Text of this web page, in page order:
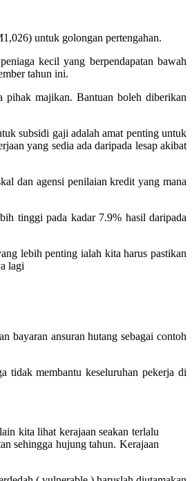
untuk golongan pertengahan.
kecil yang berpendapatan bawah
tahun ini.
majikan. Bantuan boleh diberikan
subsidi gaji adalah amat penting untuk
yang sedia ada daripada lesap akibat
dan agensi penilaian kredit yang mana
tinggi pada kadar 7.9% hasil daripada
lebih penting ialah kita harus pastikan
lagi
bayaran ansuran hutang sebagai contoh
tidak membantu keseluruhan pekerja di
kita lihat kerajaan seakan terlalu
sehingga hujung tahun. Kerajaan